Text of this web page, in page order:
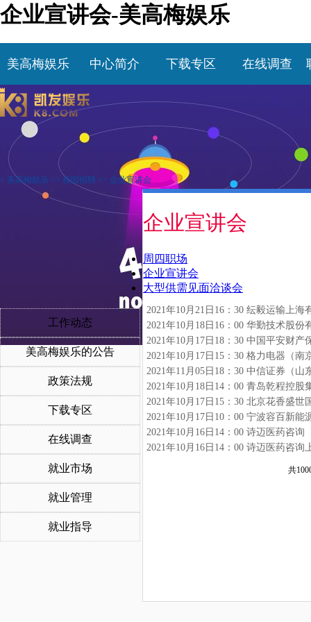
企业宣讲会-美高梅娱乐
美高梅娱乐 中心简介 下载专区 在线调查
> 美高梅娱乐 >> 校园招聘 >> 企业宣讲会
工作动态
美高梅娱乐的公告
政策法规
下载专区
在线调查
就业市场
就业管理
就业指导
企业宣讲会
周四职场
企业宣讲会
大型供需见面洽谈会
2021年10月21日16：30 纭毅运输上
2021年10月18日16：00 华勤技术股
2021年10月17日15：30 格力电器（
2021年11月05日18：30 中信证券（
2021年10月18日14：00 青岛乾程控
2021年10月17日15：30 北京花香盛
2021年10月17日10：00 宁波容百新
2021年10月16日14：00 诗迈医药咨
2021年10月16日14：00 诗迈医药咨
共